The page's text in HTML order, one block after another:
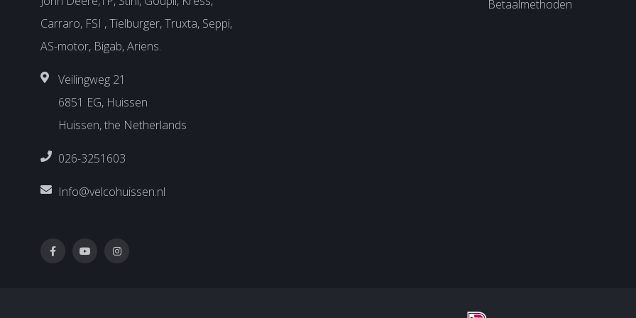
Carraro, FSI , Tielburger, Truxta, Seppi,
AS-motor, Bigab, Ariens.
Veilingweg 21
6851 EG, Huissen
Huissen, the Netherlands
026-3251603
Info@velcohuissen.nl
Betaalmethoden